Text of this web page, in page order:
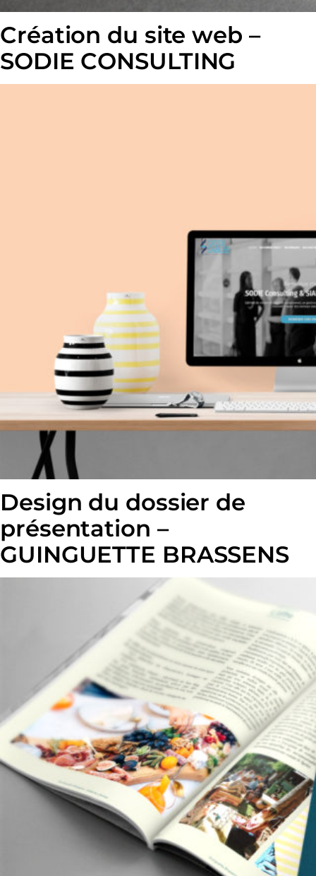
Création du site web –
SODIE CONSULTING
Design du dossier de
présentation –
GUINGUETTE BRASSENS